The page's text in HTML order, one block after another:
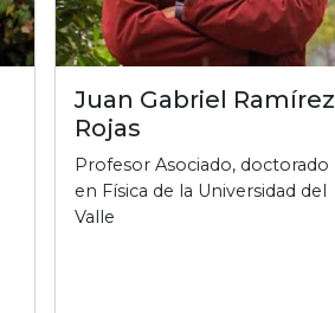
Juan Gabriel Ramírez
Rojas
Profesor Asociado, doctorado
en Física de la Universidad del
Valle